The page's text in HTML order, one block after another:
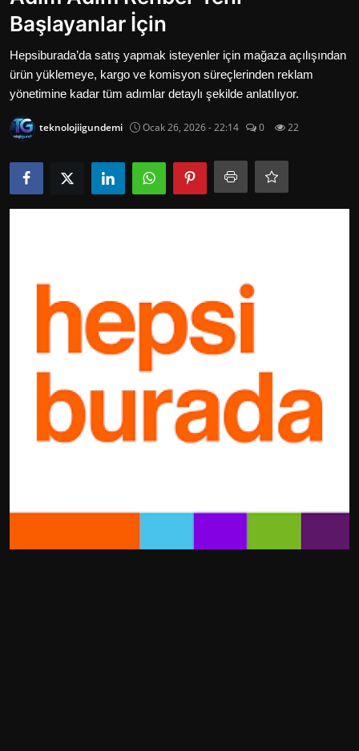
Oyun
İletisim
Aktüeller
E-Ticaret
İnternetten Kazanç
Otomotiv Teknolojileri
Başlayanlar İçin
Hepsiburada’da satış yapmak isteyenler için mağaza açılışından
ürün yüklemeye, kargo ve komisyon süreçlerinden reklam
yönetimine kadar tüm adımlar detaylı şekilde anlatılıyor.
teknolojiigundemi Ocak 26, 2026 - 22:14 0 22